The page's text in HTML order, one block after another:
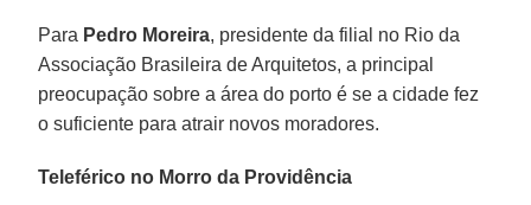
Para Pedro Moreira, presidente da filial no Rio da
Associação Brasileira de Arquitetos, a principal
preocupação sobre a área do porto é se a cidade fez
o suficiente para atrair novos moradores.
Teleférico no Morro da Providência